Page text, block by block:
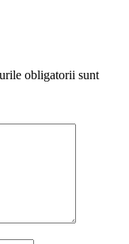
obligatorii sunt